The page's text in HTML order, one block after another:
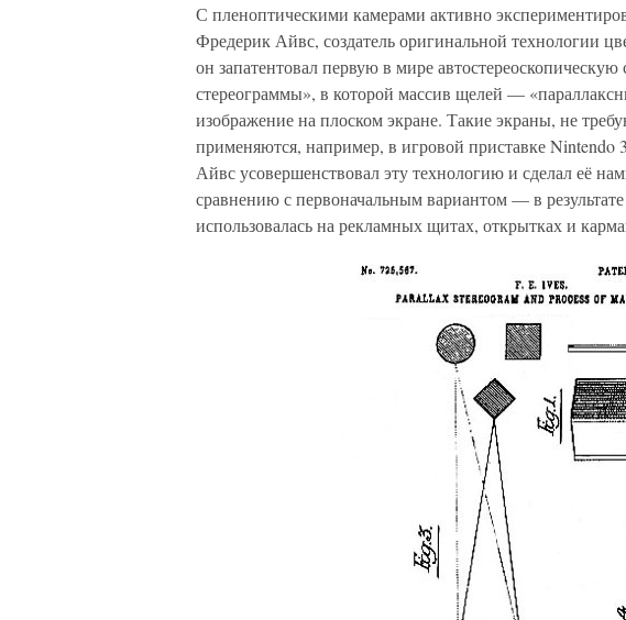
С пленоптическими камерами активно
Фредерик Айвс, создатель оригинальной технологии
он запатентовал первую в мире автостереоскопическую
стереограммы», в которой массив щелей —
изображение на плоском экране. Такие экраны, не
применяются, например, в игровой приставке Nintendo
Айвс усовершенствовал эту технологию и сделал её
сравнению с первоначальным вариантом — в
использовалась на рекламных щитах, открытках и